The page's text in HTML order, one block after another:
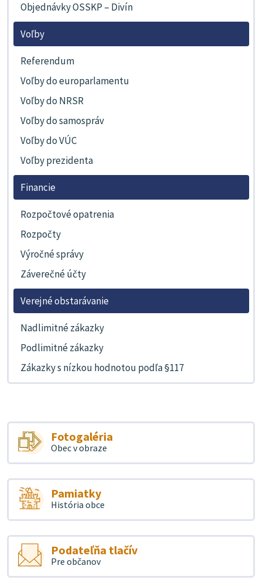
Objednávky OSSKP – Divín
Voľby
Referendum
Voľby do europarlamentu
Voľby do NRSR
Voľby do samospráv
Voľby do VÚC
Voľby prezidenta
Financie
Rozpočtové opatrenia
Rozpočty
Výročné správy
Záverečné účty
Verejné obstarávanie
Nadlimitné zákazky
Podlimitné zákazky
Zákazky s nízkou hodnotou podľa §117
Fotogaléria
Obec v obraze
Pamiatky
História obce
Podateľňa tlačív
Pre občanov